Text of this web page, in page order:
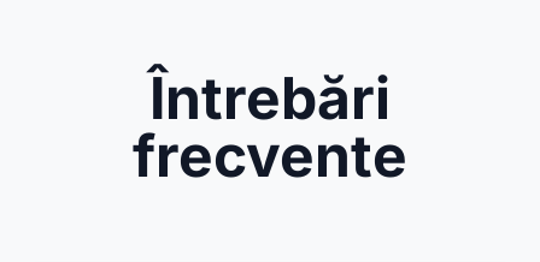
Întrebări
frecvente